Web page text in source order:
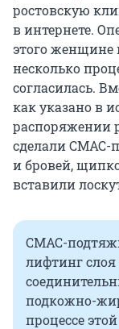
ростовскую
в интернете.
этого женщине
несколько
согласилась.
как указано в
распоряжении
сделали СМАС-
и бровей,
вставили
СМАС-
лифтинг
подкожно-
процессе